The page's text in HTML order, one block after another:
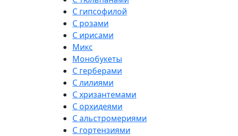
С гипсофилой
С розами
С ирисами
Микс
Монобукеты
С герберами
С лилиями
С хризантемами
С орхидеями
С альстромериями
С гортензиями